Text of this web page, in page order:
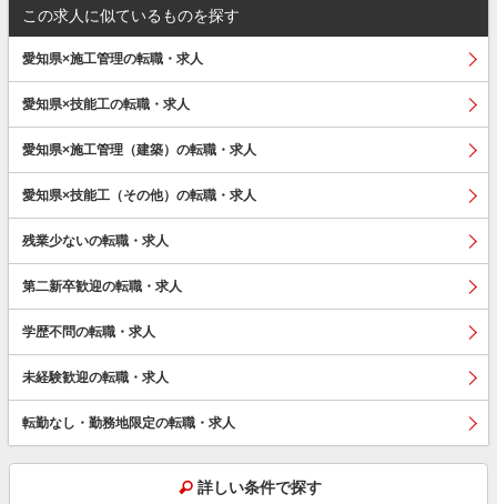
この求人に似ているものを探す
愛知県×施工管理の転職・求人
愛知県×技能工の転職・求人
愛知県×施工管理（建築）の転職・求人
愛知県×技能工（その他）の転職・求人
残業少ないの転職・求人
第二新卒歓迎の転職・求人
学歴不問の転職・求人
未経験歓迎の転職・求人
転勤なし・勤務地限定の転職・求人
詳しい条件で探す